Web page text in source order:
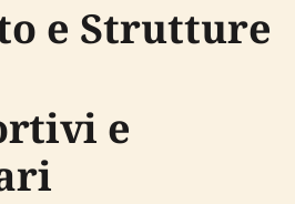
e Strutture
e